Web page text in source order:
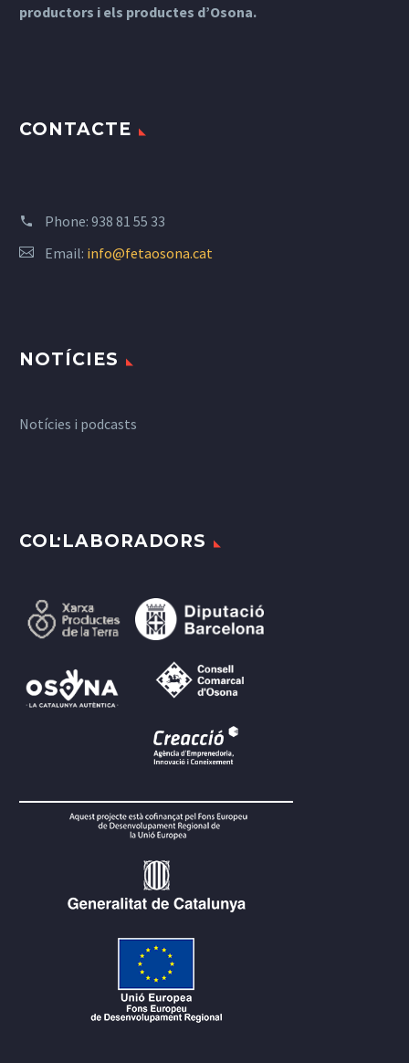
productors i els productes d’Osona.
CONTACTE
Phone: 938 81 55 33
Email: info@fetaosona.cat
NOTÍCIES
Notícies i podcasts
COL·LABORADORS